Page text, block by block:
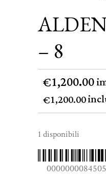
– 8
€1,200.00
€1,200.00
1 disponibili
0000000084505